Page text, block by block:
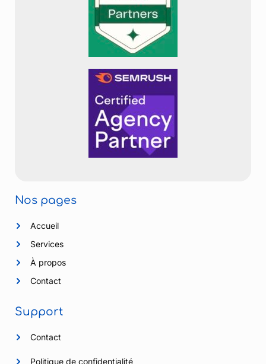
Nos pages
Accueil
Services
À propos
Contact
Support
Contact
Politique de confidentialité